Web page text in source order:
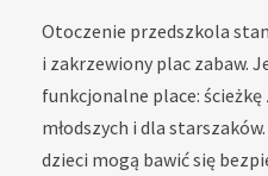
Otoczenie przedszkola
i zakrzewiony plac zabaw.
funkcjonalne place:
młodszych i dla
dzieci mogą bawić się